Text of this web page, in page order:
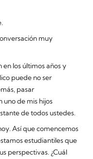
muy
los últimos años y
puede no ser
pasar
uno de mis hijos
de todos ustedes.
Así que comencemos
estudiantiles que
perspectivas. ¿Cuál